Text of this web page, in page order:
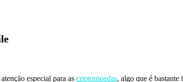
especial para ascriptomoedas, algo que é